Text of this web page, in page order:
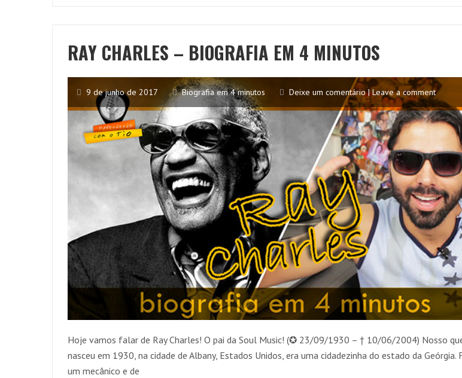
RAY CHARLES – BIOGRAFIA EM 4 MINUTOS
9 de junho de 2017 Biografia em 4 minutos Deixe um comentário | Leave a comment
Hoje vamos falar de Ray Charles! O pai da Soul Music! (✪ 23/09/1930 – † 10/06/2004) Nosso
nasceu em 1930, na cidade de Albany, Estados Unidos, era uma cidadezinha do estado da Geórgia.
um mecânico e de